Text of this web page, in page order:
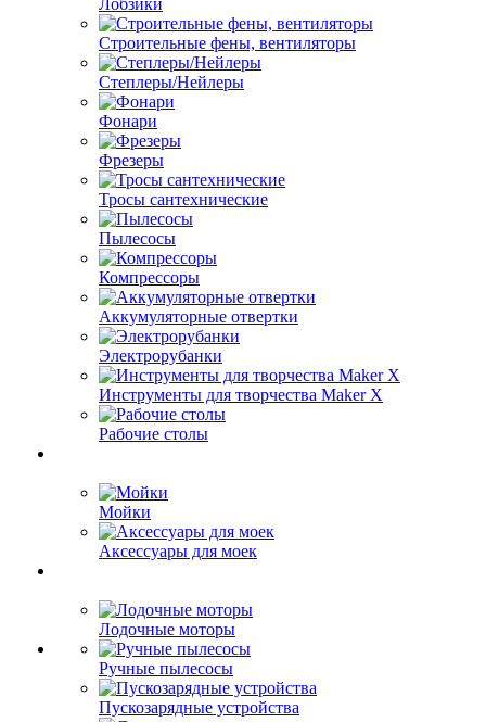
Лобзики
Строительные фены, вентиляторы
Степлеры/Нейлеры
Фонари
Фрезеры
Тросы сантехнические
Пылесосы
Компрессоры
Аккумуляторные отвертки
Электрорубанки
Инструменты для творчества Maker X
Рабочие столы
Мойки
Аксессуары для моек
Лодочные моторы
Ручные пылесосы
Пускозарядные устройства